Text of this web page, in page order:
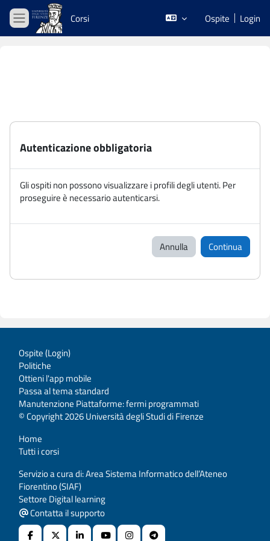
Vai al contenuto principale
Pannello laterale
Corsi Ospite Login
Autenticazione obbligatoria
Gli ospiti non possono visualizzare i profili degli utenti. Per
proseguire è necessario autenticarsi.
Annulla Continua
Ospite (Login)
Politiche
Ottieni l'app mobile
Passa al tema standard
Manutenzione Piattaforme: fermi programmati
© Copyright 2026 Università degli Studi di Firenze
Home
Tutti i corsi
Servizio a cura di: Area Sistema Informatico dell’Ateneo
Fiorentino (SIAF)
Settore Digital learning
Contatta il supporto